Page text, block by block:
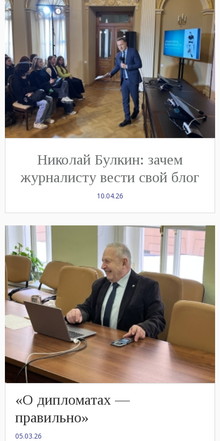
Николай Булкин: зачем
журналисту вести свой блог
10.04.26
«О дипломатах —
правильно»
05.03.26